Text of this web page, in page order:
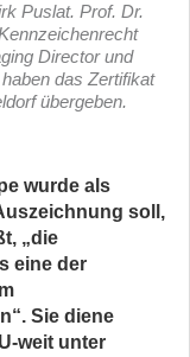
Puslat. Prof. Dr.
Director und
das Zertifikat
übergeben.
wurde als
soll,
„die
eine der
Sie diene
weit unter